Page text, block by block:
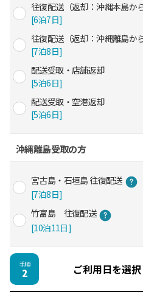
往復配送（返却：沖縄本島から
[6泊7日]
往復配送（返却：沖縄離島から
[7泊8日]
配送受取・店舗返却
[5泊6日]
配送受取・空港返却
[5泊6日]
沖縄離島受取の方
宮古島・石垣島 往復配送
[7泊8日]
竹富島 往復配送
[10泊11日]
手順
2 ご利用日を選